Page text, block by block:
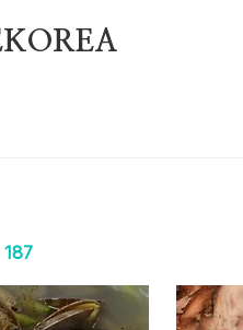
187